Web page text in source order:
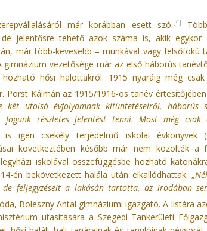
már korábban esett szó.[4]
jelentősre tehető azok száma is, akik egykor
már több-kevesebb – munkával vagy felsőfokú
vezetősége már az első háborús
hősi halottakról. 1915 nyaráig még
Porst Kálmán az 1915/1916-os tanév
utolsó évfolyamnak kitüntetéseiről, háborús
részletes jelentést tenni. Most még csak
igen csekély terjedelmű iskolai évkönyvek
következtében később már nem közölték a
iskolával összefüggésbe hozható
én bekövetkezett halála után elkallódhattak. „
feljegyzéseit a lakásán tartotta, az irodában
Boleszny Antal gimnáziumi igazgató. A listára
utasítására a Szegedi Tankerületi